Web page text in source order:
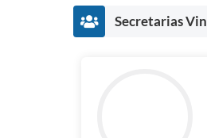
Secretarias